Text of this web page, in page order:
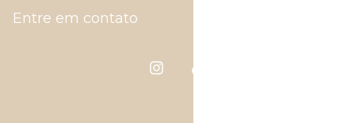
Entre em contato